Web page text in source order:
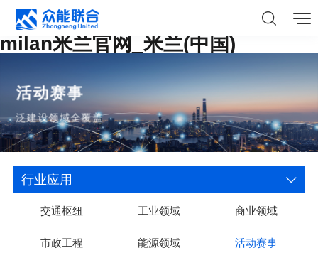
milan米兰官网_米兰(中国)
活动赛事
泛建设领域全覆盖
行业应用
交通枢纽 工业领域 商业领域
市政工程 能源领域 活动赛事